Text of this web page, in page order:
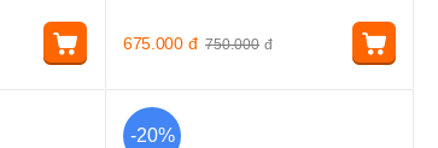
750.000 đ
675.000 đ
-20%